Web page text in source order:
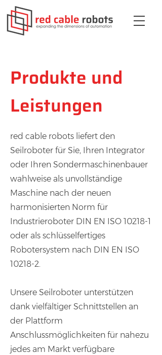
Produkte und
Leistungen
red cable robots liefert den
Seilroboter für Sie, Ihren Integrator
oder Ihren Sondermaschinenbauer
wahlweise als unvollständige
Maschine nach der neuen
harmonisierten Norm für
Industrieroboter DIN EN ISO 10218-1
oder als schlüsselfertiges
Robotersystem nach DIN EN ISO
10218-2.
Unsere Seilroboter unterstützen
dank vielfältiger Schnittstellen an
der Plattform
Anschlussmöglichkeiten für nahezu
jedes am Markt verfügbare